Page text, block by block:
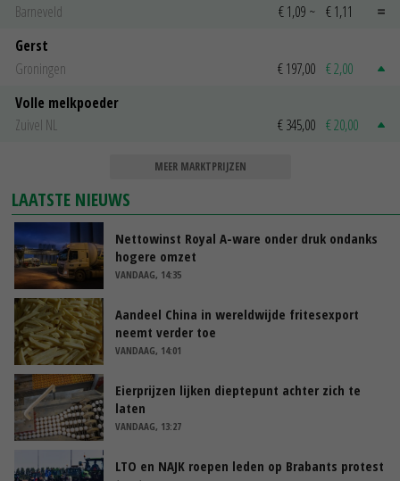
Barneveld
€ 1,09 ~ € 1,11
Gerst
Groningen
€ 197,00 € 2,00
Volle melkpoeder
Zuivel NL
€ 345,00 € 20,00
MEER MARKTPRIJZEN
LAATSTE NIEUWS
Nettowinst Royal A-ware onder druk ondanks
hogere omzet
VANDAAG, 14:35
Aandeel China in wereldwijde fritesexport
neemt verder toe
VANDAAG, 14:01
Eierprijzen lijken dieptepunt achter zich te
laten
VANDAAG, 13:27
LTO en NAJK roepen leden op Brabants protest